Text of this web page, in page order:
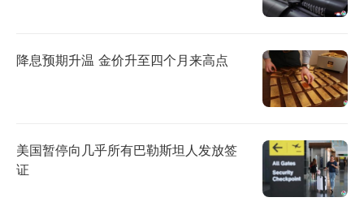
降息预期升温 金价升至四个月来高点
美国暂停向几乎所有巴勒斯坦人发放签
证